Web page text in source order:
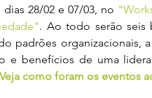
28/02 e 07/03, no
. Ao todo serão seis
padrões organizacionais,
e benefícios de uma
Veja como foram os eventos